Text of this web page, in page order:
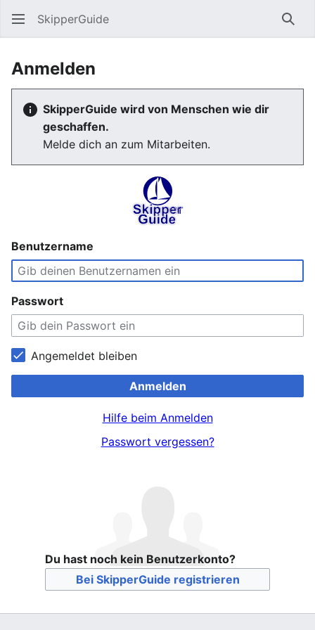
SkipperGuide
Anmelden
SkipperGuide wird von Menschen wie dir
geschaffen.
Melde dich an zum Mitarbeiten.
Benutzername
Passwort
Angemeldet bleiben
Anmelden
Hilfe beim Anmelden
Passwort vergessen?
Du hast noch kein Benutzerkonto?
Bei SkipperGuide registrieren